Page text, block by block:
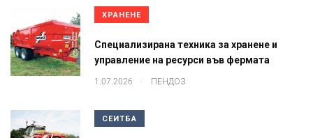
ХРАНЕНЕ
Специализирана техника за хранене и
управление на ресурси във фермата
1.07.2026 . ПЕНДОЗ
СЕИТБА